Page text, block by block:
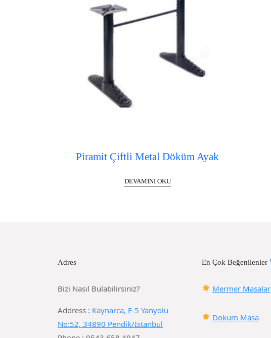
Piramit Çiftli Metal Döküm Ayak
DEVAMINI OKU
Adres
Bizi Nasıl Bulabilirsiniz?
Address : Kaynarca, E-5 Yanyolu
No:52, 34890 Pendik/İstanbul
En Çok Beğenilenler
Mermer Masalar
Döküm Masa